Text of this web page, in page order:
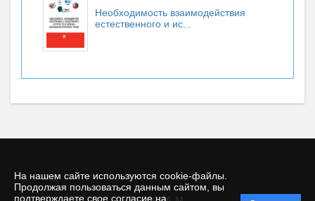
На нашем сайте используются cookie-файлы.
Продолжая пользоваться данным сайтом, вы
подтверждаете свое согласие на
Необходимость взаимодействия
естественного и ис...